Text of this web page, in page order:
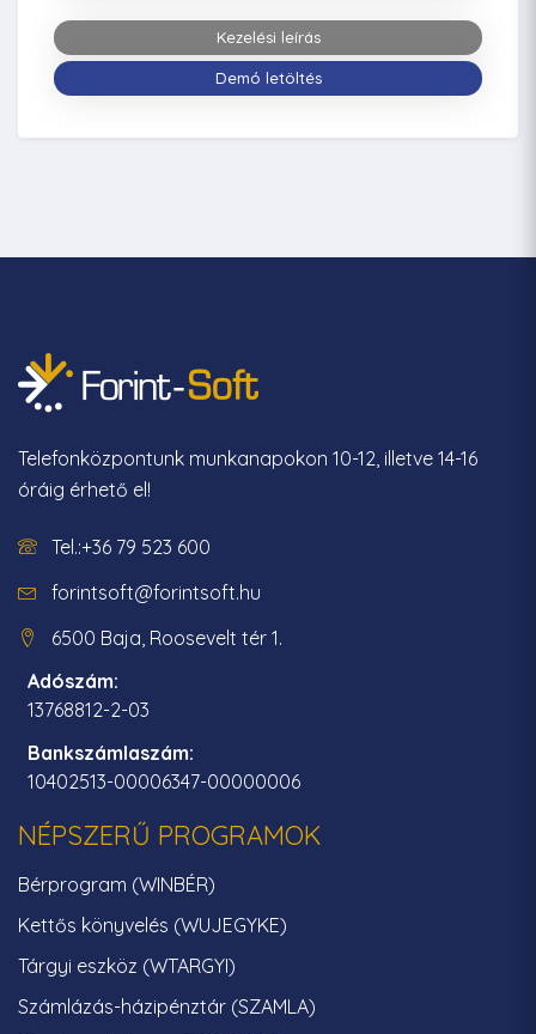
Kezelési leírás
Demó letöltés
Telefonközpontunk munkanapokon 10-12, illetve 14-16
óráig érhető el!
Tel.:+36 79 523 600
forintsoft@forintsoft.hu
6500 Baja, Roosevelt tér 1.
Adószám:
13768812-2-03
Bankszámlaszám:
10402513-00006347-00000006
NÉPSZERŰ PROGRAMOK
Bérprogram (WINBÉR)
Kettős könyvelés (WUJEGYKE)
Tárgyi eszköz (WTARGYI)
Számlázás-házipénztár (SZAMLA)